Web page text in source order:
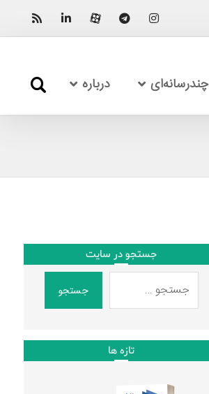
چندرسانه‌ای درباره
جستجو در سایت
جستجو
تازه ها